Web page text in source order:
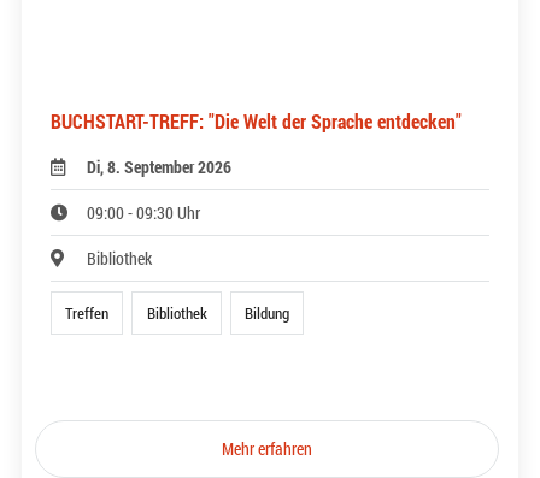
BUCHSTART-TREFF: "Die Welt der Sprache entdecken"
Di, 8. September 2026
09:00 - 09:30 Uhr
Bibliothek
Treffen Bibliothek Bildung
Mehr erfahren